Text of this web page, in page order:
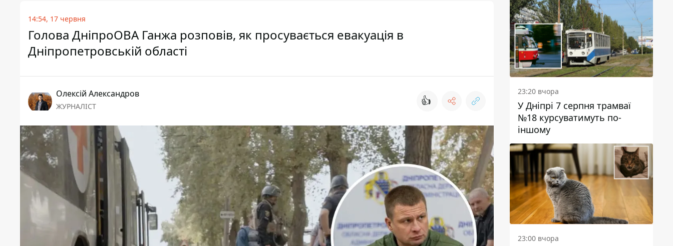
14:54, 17 червня
Голова ДніпроОВА Ганжа розповів, як просувається евакуація в
Дніпропетровській області
Олексій Александров
ЖУРНАЛІСТ 👍
23:20 вчора
У Дніпрі 7 серпня трамваї
№18 курсуватимуть по-
іншому
23:00 вчора